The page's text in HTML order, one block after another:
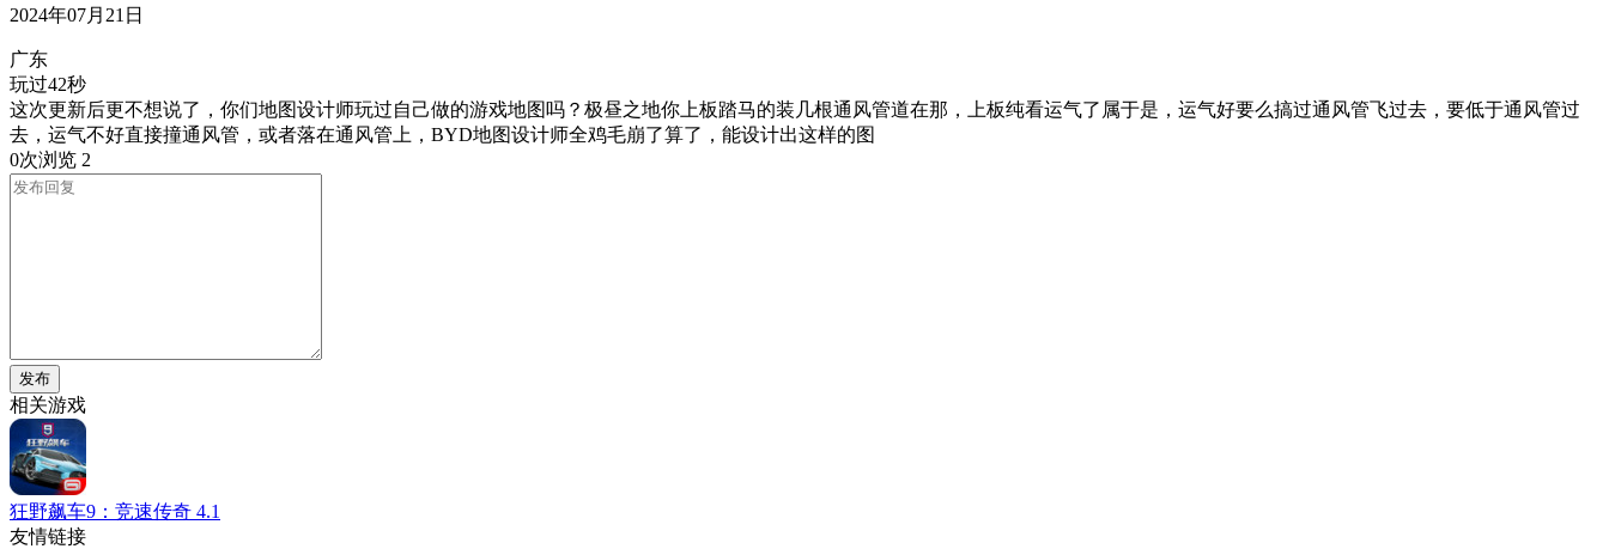
2024年07月21日
广东
玩过42秒
这次更新后更不想说了，你们地图设计师玩过自己做的游戏地图吗？极昼之地你上板踏马的装几根通风管道在那，上板纯看运气了属于是，运气好要么搞过通风管飞过去，要低于通风管过
去，运气不好直接撞通风管，或者落在通风管上，BYD地图设计师全鸡毛崩了算了，能设计出这样的图
0次浏览 2
发布
相关游戏
狂野飙车9：竞速传奇 4.1
友情链接